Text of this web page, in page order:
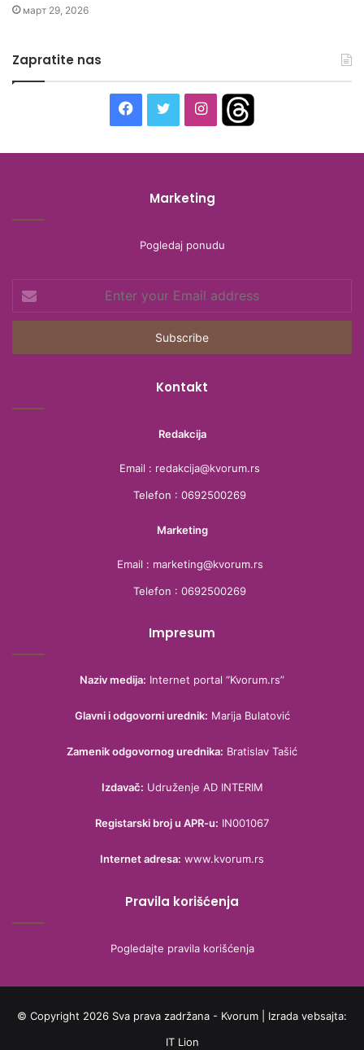
март 29, 2026
Zapratite nas
Facebook
TwitterInstagram
Marketing
Pogledaj ponudu
your
Email
Kontakt
Redakcija
Email : redakcija@kvorum.rs
Telefon : 0692500269
Marketing
Email : marketing@kvorum.rs
Telefon : 0692500269
Impresum
Naziv medija: Internet portal “Kvorum.rs”
Glavni i odgovorni urednik: Marija Bulatović
Zamenik odgovornog urednika: Bratislav Tašić
Izdavač: Udruženje AD INTERIM
Registarski broj u APR-u: IN001067
Internet adresa: www.kvorum.rs
Pravila korišćenja
Pogledajte pravila korišćenja
© Copyright 2026 Sva prava zadržana - Kvorum | Izrada vebsajta:
IT Lion